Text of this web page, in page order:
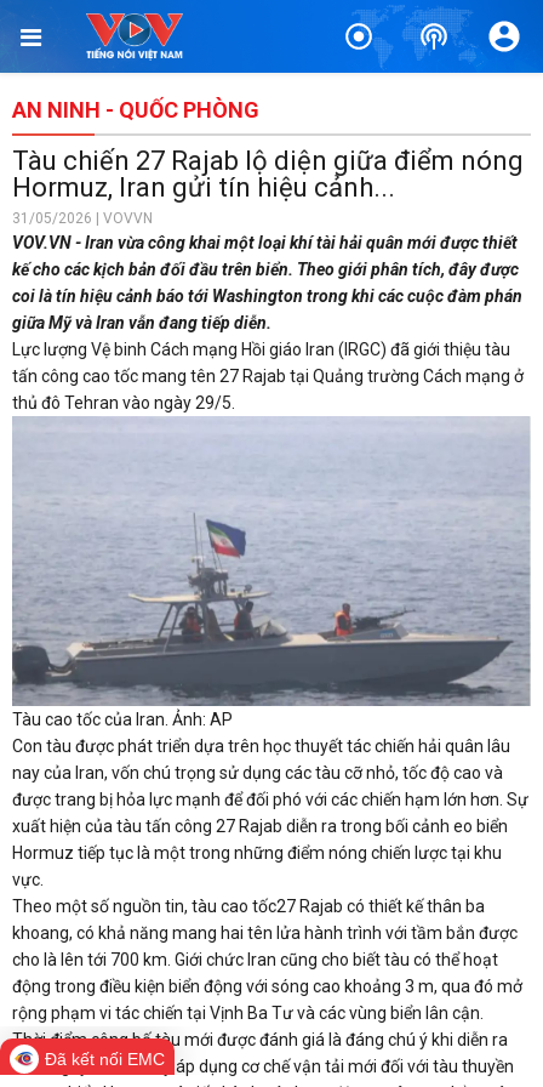
AN NINH - QUỐC PHÒNG
Tàu chiến 27 Rajab lộ diện giữa điểm nóng
Hormuz, Iran gửi tín hiệu cảnh...
31/05/2026 | VOVVN
VOV.VN - Iran vừa công khai một loại khí tài hải quân mới được thiết
kế cho các kịch bản đối đầu trên biển. Theo giới phân tích, đây được
coi là tín hiệu cảnh báo tới Washington trong khi các cuộc đàm phán
giữa Mỹ và Iran vẫn đang tiếp diễn.
Lực lượng Vệ binh Cách mạng Hồi giáo Iran (IRGC) đã giới thiệu tàu
tấn công cao tốc mang tên 27 Rajab tại Quảng trường Cách mạng ở
thủ đô Tehran vào ngày 29/5.
Tàu cao tốc của Iran. Ảnh: AP
Con tàu được phát triển dựa trên học thuyết tác chiến hải quân lâu
nay của Iran, vốn chú trọng sử dụng các tàu cỡ nhỏ, tốc độ cao và
được trang bị hỏa lực mạnh để đối phó với các chiến hạm lớn hơn. Sự
xuất hiện của tàu tấn công 27 Rajab diễn ra trong bối cảnh eo biển
Hormuz tiếp tục là một trong những điểm nóng chiến lược tại khu
vực.
Theo một số nguồn tin, tàu cao tốc27 Rajab có thiết kế thân ba
khoang, có khả năng mang hai tên lửa hành trình với tầm bắn được
cho là lên tới 700 km. Giới chức Iran cũng cho biết tàu có thể hoạt
động trong điều kiện biển động với sóng cao khoảng 3 m, qua đó mở
rộng phạm vi tác chiến tại Vịnh Ba Tư và các vùng biển lân cận.
Thời điểm công bố tàu mới được đánh giá là đáng chú ý khi diễn ra
chỉ ít ngày sau khi Mỹ áp dụng cơ chế vận tải mới đối với tàu thuyền
Đã kết nối EMC